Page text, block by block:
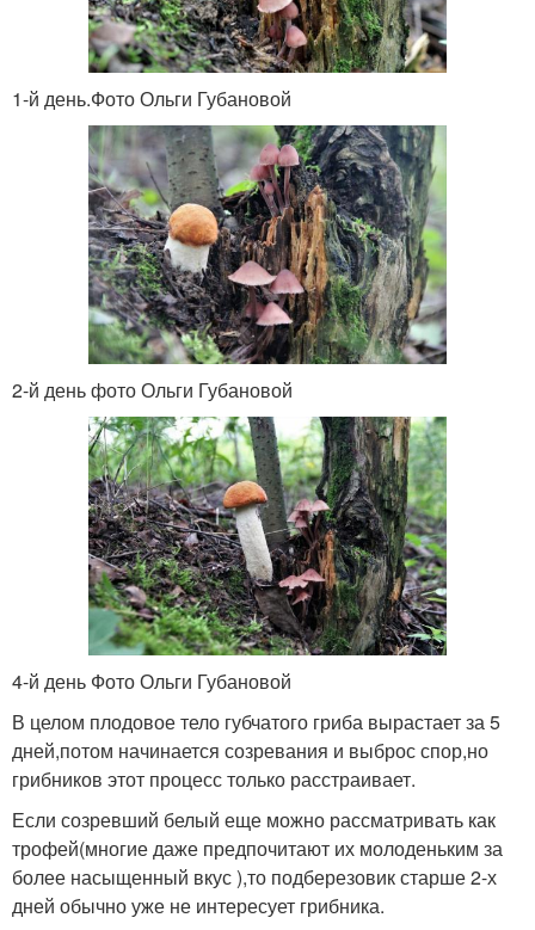
1-й день.Фото Ольги Губановой
2-й день фото Ольги Губановой
4-й день Фото Ольги Губановой
В целом плодовое тело губчатого гриба вырастает за 5
дней,потом начинается созревания и выброс спор,но
грибников этот процесс только расстраивает.
Если созревший белый еще можно рассматривать как
трофей(многие даже предпочитают их молоденьким за
более насыщенный вкус ),то подберезовик старше 2-х
дней обычно уже не интересует грибника.